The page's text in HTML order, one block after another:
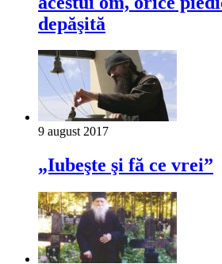
depăşită
9 august 2017
„Iubeşte şi fă ce vrei”